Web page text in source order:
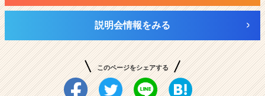
説明会情報をみる
このページをシェアする